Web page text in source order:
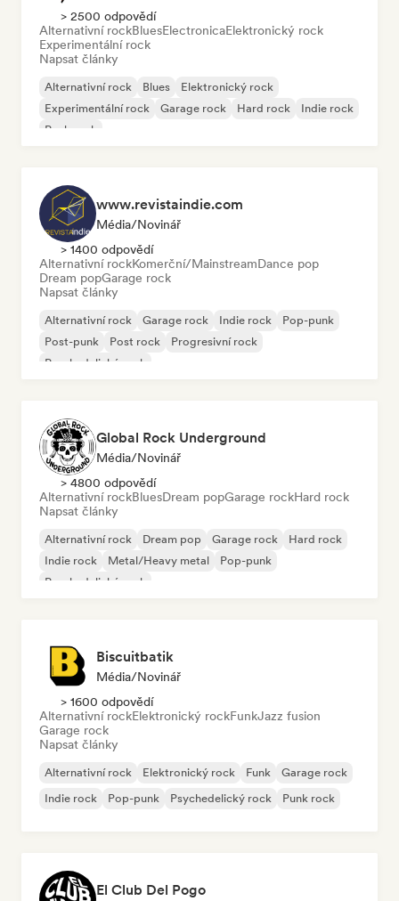
> 2500 odpovědí
Alternativní rockBluesElectronicaElektronický rock
Experimentální rock
Napsat články
Alternativní rock Blues
Elektronický rock
Experimentální rock
Garage rock Hard rock
Indie rock
Punk rock
www.revistaindie.com
Média/novinář
> 1400 odpovědí
Alternativní rockKomerční/MainstreamDance pop
Dream popGarage rock
Napsat články
Alternativní rock Garage rock Indie rock
Pop-punk
Post-punk
Post rock
Progresivní rock
Psychedelický rock
Global Rock Underground
Média/novinář
> 4800 odpovědí
Alternativní rockBluesDream popGarage rockHard rock
Napsat články
Alternativní rock Dream pop Garage rock
Hard rock
Indie rock
Metal/Heavy metal
Pop-punk
Psychedelický rock
Biscuitbatik
Média/novinář
> 1600 odpovědí
Alternativní rockElektronický rockFunkJazz fusion
Garage rock
Napsat články
Alternativní rock Elektronický rock Funk
Garage rock
Indie rock
Pop-punk Psychedelický rock Punk rock
El Club Del Pogo